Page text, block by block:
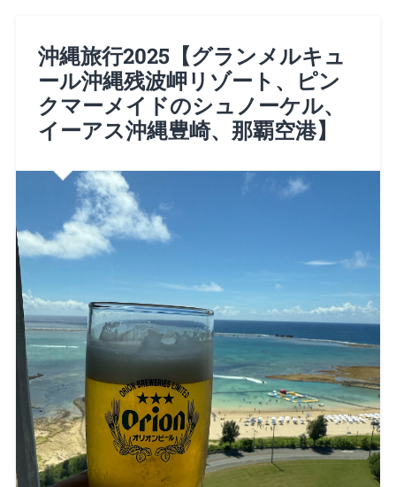
沖縄旅行2025【グランメルキュ
ール沖縄残波岬リゾート、ピン
クマーメイドのシュノーケル、
イーアス沖縄豊崎、那覇空港】